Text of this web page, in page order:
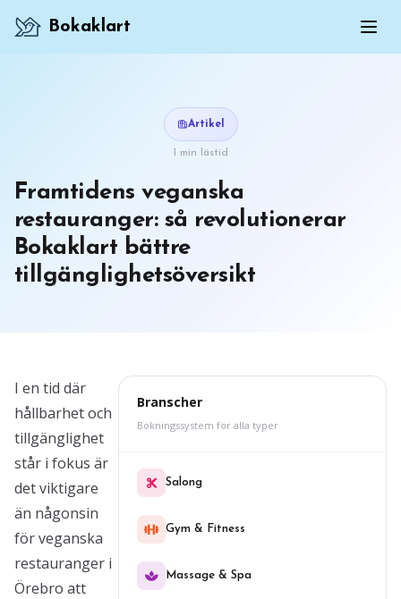
Bokaklart
Artikel
1 min lästid
Framtidens veganska
restauranger: så revolutionerar
Bokaklart bättre
tillgänglighetsöversikt
I en tid där
hållbarhet och
tillgänglighet
står i fokus är
det viktigare
än någonsin
för veganska
restauranger i
Örebro att
Branscher
Bokningssystem för alla typer
Salong
Gym & Fitness
Massage & Spa